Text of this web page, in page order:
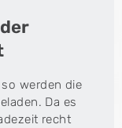
werden die
Da es
recht